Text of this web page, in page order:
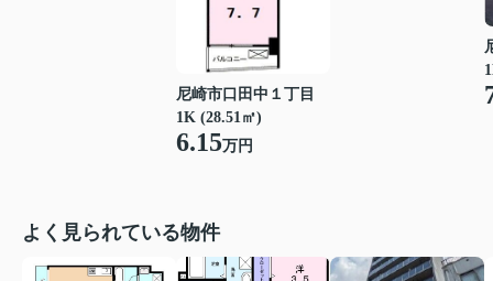
尼崎市口田中１丁目
1K (28.51㎡)
6.15万円
よく見られている物件